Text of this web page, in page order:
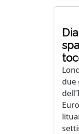
due